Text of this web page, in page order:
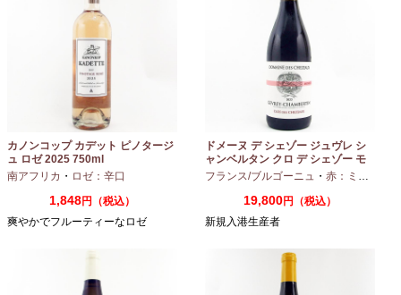
カノンコップ カデット ピノタージ
ュ ロゼ 2025 750ml
南アフリカ ・ ロゼ：辛口
1,848円（税込）
爽やかでフルーティーなロゼ
ドメーヌ デ シェゾー ジュヴレ シ
ャンベルタン クロ デ シェゾー モ
ノポール 2023 750ml
フランス/ブルゴーニュ ・ 赤：ミディアムボディ
19,800円（税込）
新規入港生産者